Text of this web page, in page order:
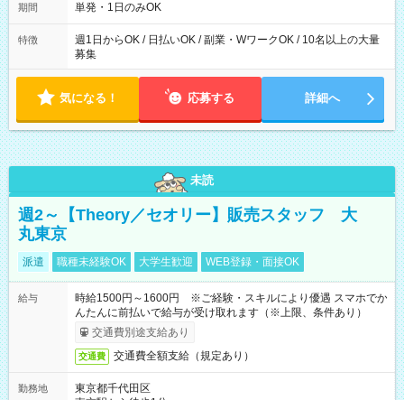
期間 単発・1日のみOK
特徴
週1日からOK / 日払いOK / 副業・WワークOK / 10名以上の大量
募集
気になる！ 応募する 詳細へ
未読
週2～【Theory／セオリー】販売スタッフ 大
丸東京
派遣 職種未経験OK 大学生歓迎 WEB登録・面接OK
給与
時給1500円～1600円 ※ご経験・スキルにより優遇 スマホでか
んたんに前払いで給与が受け取れます（※上限、条件あり）
交通費別途支給あり
交通費 交通費全額支給（規定あり）
勤務地
東京都千代田区